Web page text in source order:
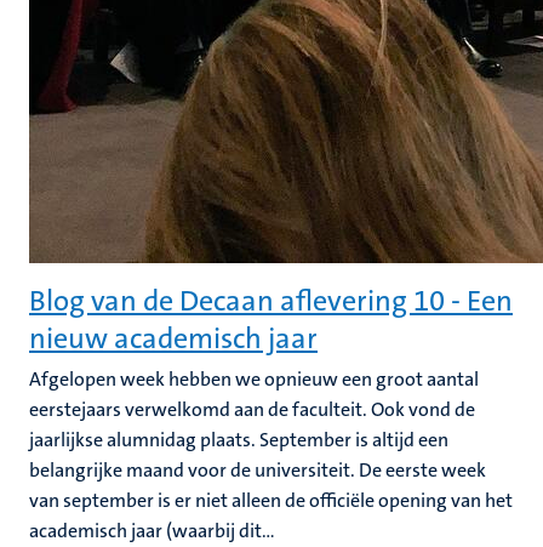
Blog van de Decaan aflevering 10 - Een
nieuw academisch jaar
Afgelopen week hebben we opnieuw een groot aantal
eerstejaars verwelkomd aan de faculteit. Ook vond de
jaarlijkse alumnidag plaats. September is altijd een
belangrijke maand voor de universiteit. De eerste week
van september is er niet alleen de officiële opening van het
academisch jaar (waarbij dit...